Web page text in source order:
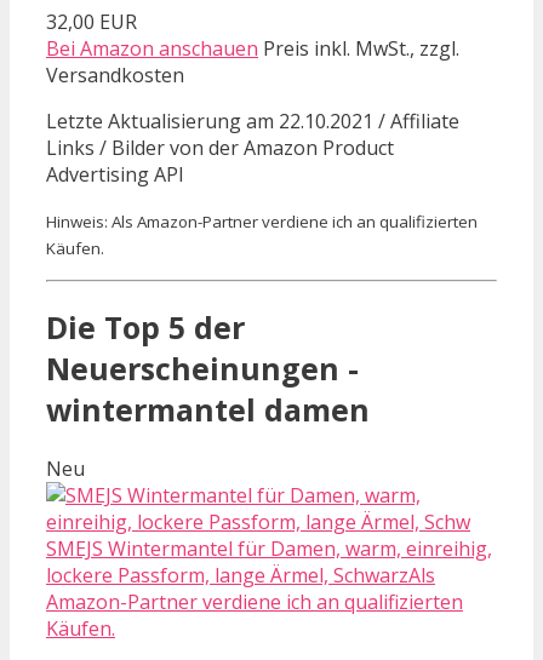
32,00 EUR
Bei Amazon anschauen Preis inkl. MwSt., zzgl.
Versandkosten
Letzte Aktualisierung am 22.10.2021 / Affiliate
Links / Bilder von der Amazon Product
Advertising API
Hinweis: Als Amazon-Partner verdiene ich an qualifizierten
Käufen.
Die Top 5 der
Neuerscheinungen -
wintermantel damen
Neu
SMEJS Wintermantel für Damen, warm, einreihig,
lockere Passform, lange Ärmel, SchwarzAls
Amazon-Partner verdiene ich an qualifizierten
Käufen.